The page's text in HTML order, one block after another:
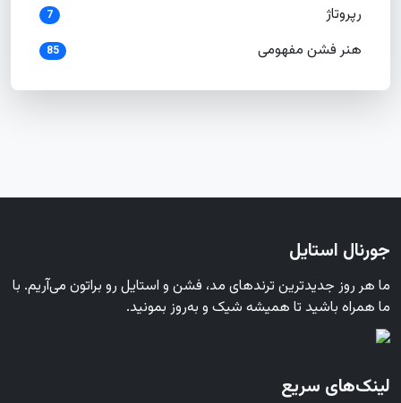
رپروتاژ 7
هنر فشن مفهومی 85
جورنال استایل
ما هر روز جدیدترین ترندهای مد، فشن و استایل رو براتون می‌آریم. با
ما همراه باشید تا همیشه شیک و به‌روز بمونید.
لینک‌های سریع